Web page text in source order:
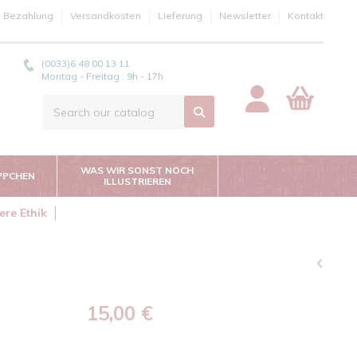
Bezahlung Versandkosten Lieferung Newsletter Kontakt
(0033)6 48 00 13 11
Montag - Freitag : 9h - 17h
WAS WIR SONST NOCH
ILLUSTRIEREN
Ethik
15,00 €